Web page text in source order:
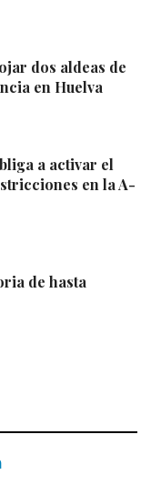
dos aldeas de
en Huelva
a activar el
en la A-
de hasta